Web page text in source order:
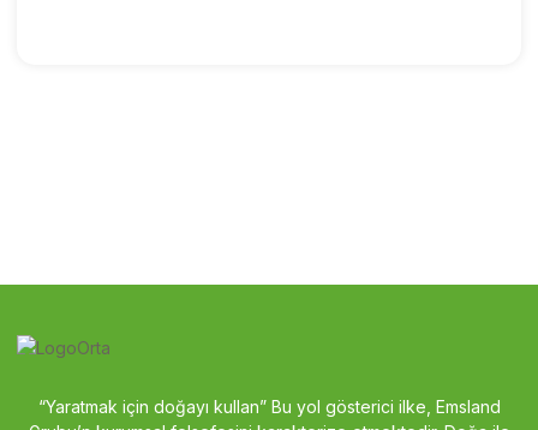
“Yaratmak için doğayı kullan” Bu yol gösterici ilke, Emsland